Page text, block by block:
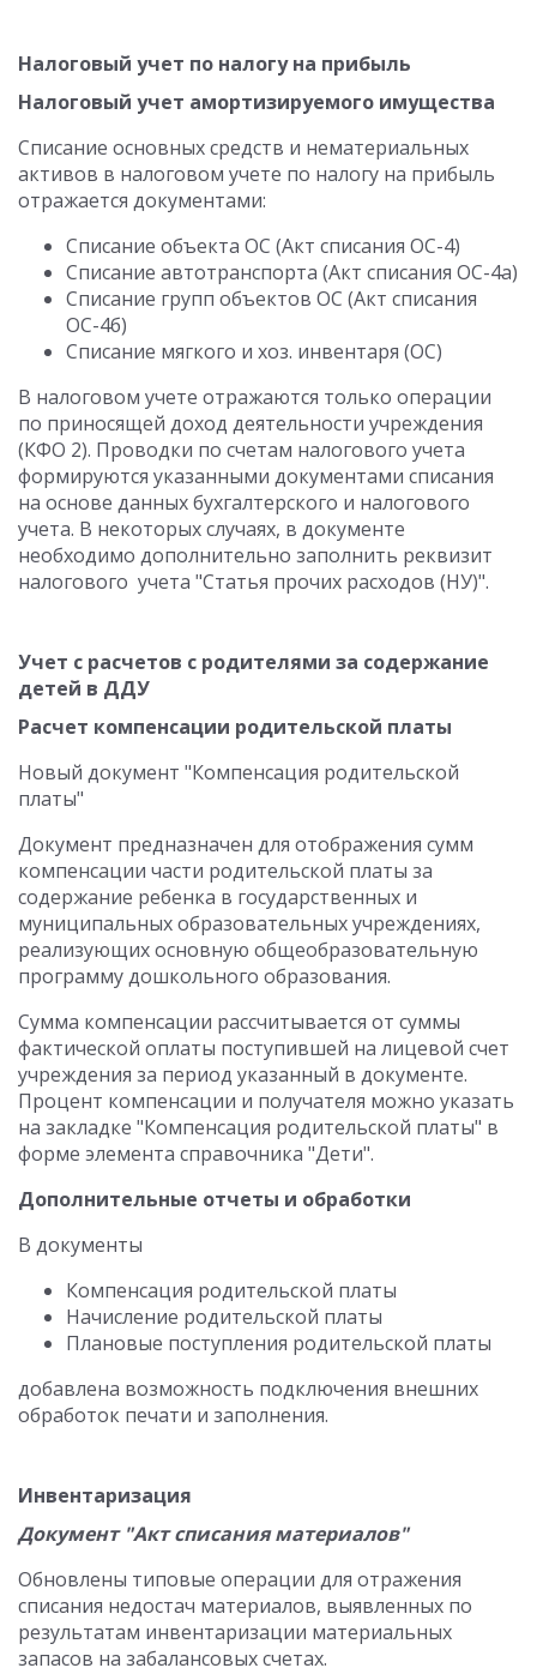
Налоговый учет по налогу на прибыль
Налоговый учет амортизируемого имущества
Списание основных средств и нематериальных
активов в налоговом учете по налогу на прибыль
отражается документами:
Списание объекта ОС (Акт списания ОС-4)
Списание автотранспорта (Акт списания ОС-4а)
Списание групп объектов ОС (Акт списания
ОС-4б)
Списание мягкого и хоз. инвентаря (ОС)
В налоговом учете отражаются только операции
по приносящей доход деятельности учреждения
(КФО 2). Проводки по счетам налогового учета
формируются указанными документами списания
на основе данных бухгалтерского и налогового
учета. В некоторых случаях, в документе
необходимо дополнительно заполнить реквизит
налогового учета "Статья прочих расходов (НУ)".
Учет с расчетов с родителями за содержание
детей в ДДУ
Расчет компенсации родительской платы
Новый документ "Компенсация родительской
платы"
Документ предназначен для отображения сумм
компенсации части родительской платы за
содержание ребенка в государственных и
муниципальных образовательных учреждениях,
реализующих основную общеобразовательную
программу дошкольного образования.
Сумма компенсации рассчитывается от суммы
фактической оплаты поступившей на лицевой счет
учреждения за период указанный в документе.
Процент компенсации и получателя можно указать
на закладке "Компенсация родительской платы" в
форме элемента справочника "Дети".
Дополнительные отчеты и обработки
В документы
Компенсация родительской платы
Начисление родительской платы
Плановые поступления родительской платы
добавлена возможность подключения внешних
обработок печати и заполнения.
Инвентаризация
Документ "Акт списания материалов"
Обновлены типовые операции для отражения
списания недостач материалов, выявленных по
результатам инвентаризации материальных
запасов на забалансовых счетах.